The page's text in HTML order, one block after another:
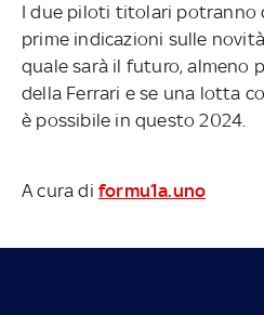
I due piloti titolari potranno
prime indicazioni sulle
quale sarà il futuro, almeno
della Ferrari e se una lotta
è possibile in questo 2024.
A cura di formu1a.uno